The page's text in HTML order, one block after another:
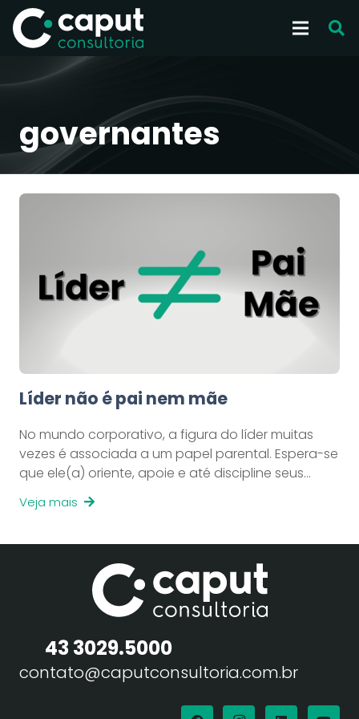
governantes
Líder não é pai nem mãe
No mundo corporativo, a figura do líder muitas
vezes é associada a um papel parental. Espera-se
que ele(a) oriente, apoie e até discipline seus…
Veja mais
43 3029.5000
contato@caputconsultoria.com.br